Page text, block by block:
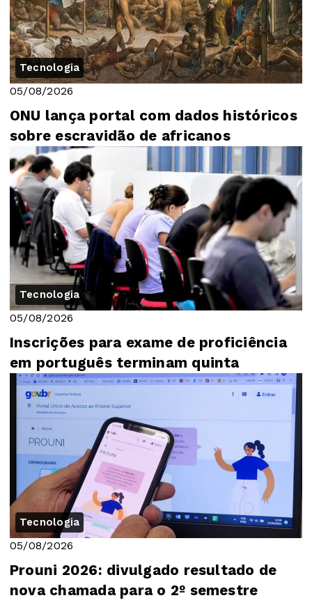
Tecnologia
05/08/2026
ONU lança portal com dados históricos
sobre escravidão de africanos
Tecnologia
05/08/2026
Inscrições para exame de proficiência
em português terminam quinta
Tecnologia
05/08/2026
Prouni 2026: divulgado resultado de
nova chamada para o 2º semestre